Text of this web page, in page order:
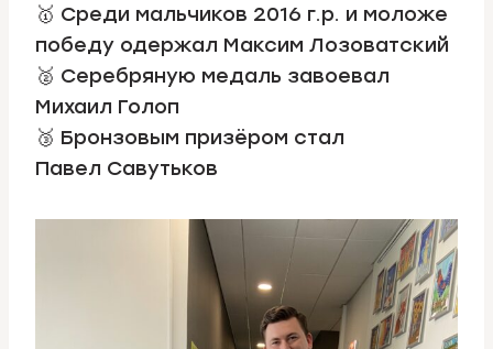
🥇 Среди мальчиков 2016 г.р. и моложе
победу одержал Максим Лозоватский
🥈 Серебряную медаль завоевал
Михаил Голоп
🥉 Бронзовым призёром стал
Павел Савутьков